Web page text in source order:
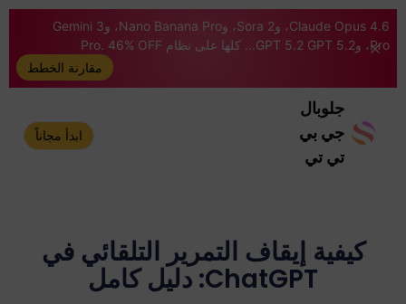
Claude Opus 4.6، وSora 2، وNano Banana Pro، وGemini 3
Pro، وGPT 5.2 GPT 5.2... كلها على نظام Pro. 46% OFF
مقارنة الخطط
جلوبال
جي بي
تي تي
ابدأ مجاناً
كيفية إيقاف التمرير التلقائي في
ChatGPT: دليل كامل